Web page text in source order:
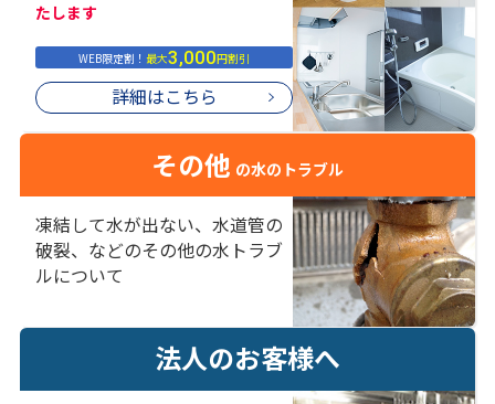
たします
WEB限定割！最大3,000円割引
詳細はこちら
その他 の水のトラブル
凍結して水が出ない、水道管の
破裂、などのその他の水トラブ
ルについて
法人のお客様へ